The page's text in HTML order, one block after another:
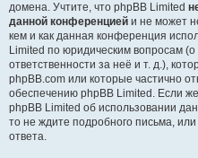
домена. Учтите, что phpBB Limited
данной конференцией и не может
кем и как данная конференция
Limited по юридическим вопросам
ответственности за неё и т. д.),
phpBB.com или которые частично
обеспечению phpBB Limited. Если
phpBB Limited об использовании
то не ждите подробного письма,
ответа.